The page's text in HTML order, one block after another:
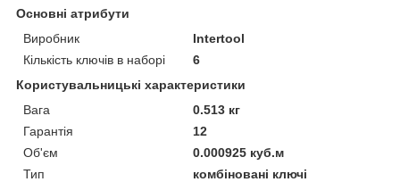
Основні атрибути
Виробник
Intertool
Кількість ключів в наборі
6
Користувальницькі характеристики
Вага
0.513 кг
Гарантія
12
Об'єм
0.000925 куб.м
Тип
комбіновані ключі